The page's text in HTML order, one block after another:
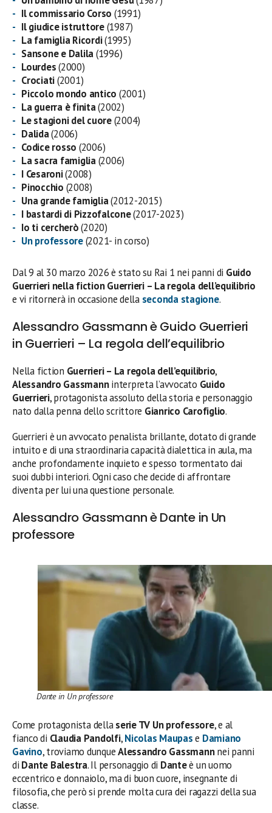
Il commissario Corso (1991)
Il giudice istruttore(1987)
La famiglia Ricordi(1995)
Sansone e Dalila(1996)
Lourdes(2000)
Crociati(2001)
Piccolo mondo antico (2001)
La guerra è finita(2002)
Le stagioni del cuore(2004)
Dalida(2006)
Codice rosso (2006)
La sacra famiglia(2006)
I Cesaroni(2008)
Pinocchio (2008)
Una grande famiglia(2012-2015)
I bastardi di Pizzofalcone(2017-2023)
Io ti cercherò(2020)
Un professore(2021- in corso)
Dal 9 al 30 marzo 2026 è stato su Rai 1 nei panni di Guido
Guerrieri nella fiction Guerrieri – La regola dell’equilibrio
e vi ritornerà in occasione della seconda stagione.
Alessandro Gassmann è Guido Guerrieri
in Guerrieri – La regola dell’equilibrio
Nella fiction Guerrieri – La regola dell’equilibrio,
Alessandro Gassmanninterpreta l’avvocato Guido
Guerrieri, protagonista assoluto della storia e personaggio
nato dalla penna dello scrittore Gianrico Carofiglio.
Guerrieri è un avvocato penalista brillante, dotato di grande
intuito e di una straordinaria capacità dialettica in aula, ma
anche profondamente inquieto e spesso tormentato dai
suoi dubbi interiori. Ogni caso che decide di affrontare
diventa per lui una questione personale.
Alessandro Gassmann è Dante in Un
professore
Dante in Un professore
Come protagonista dellaserie TV Un professore, e al
fianco di Claudia Pandolfi,Nicolas Maupase Damiano
Gavino, troviamo dunqueAlessandro Gassmannnei panni
di Dante Balestra. Il personaggio di Danteè un uomo
eccentrico e donnaiolo, ma di buon cuore, insegnante di
filosofia, che però si prende molta cura dei ragazzi della sua
classe.